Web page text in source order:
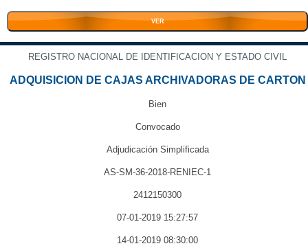
VER
REGISTRO NACIONAL DE IDENTIFICACION Y ESTADO CIVIL
ADQUISICION DE CAJAS ARCHIVADORAS DE CARTON
Bien
Convocado
Adjudicación Simplificada
AS-SM-36-2018-RENIEC-1
2412150300
07-01-2019 15:27:57
14-01-2019 08:30:00